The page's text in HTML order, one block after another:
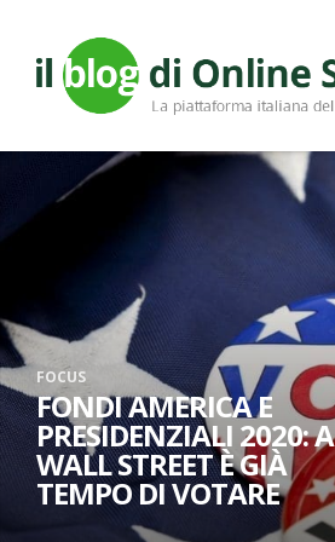
FOCUS
FONDI AMERICA E
PRESIDENZIALI 2020: A
WALL STREET È GIÀ
TEMPO DI VOTARE